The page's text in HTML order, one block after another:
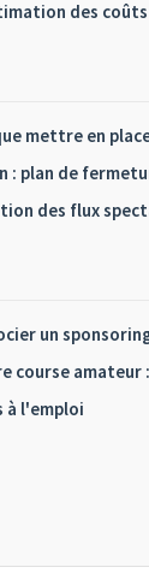
des coûts
mettre en
: plan de
des flux
un
course amateur
à l'emploi